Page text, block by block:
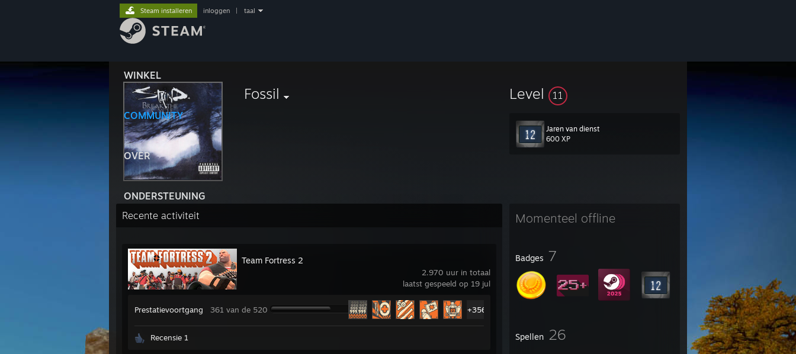
WINKEL
COMMUNITY
OVER
ONDERSTEUNING
Steam installeren inloggen taal
Fossil Level 11
Jaren van dienst
600 XP
Momenteel offline
Badges 7
Spellen 26
Recente activiteit
2.970 uur in totaal
laatst gespeeld op 19 jul
Team Fortress 2
Prestatievoortgang 361 van de 520 +356
Recensie 1